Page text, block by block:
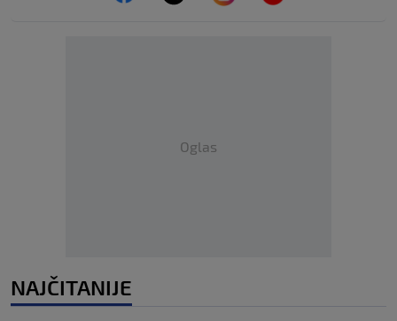
Oglas
NAJČITANIJE